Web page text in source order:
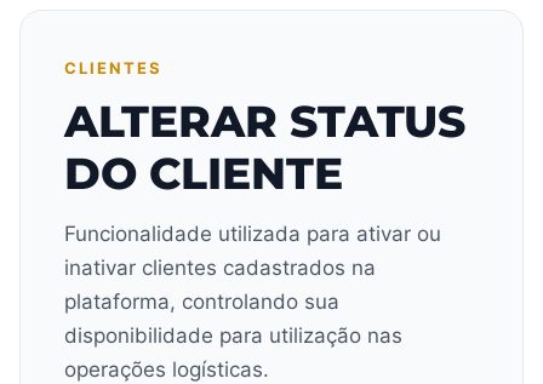
CLIENTES
ALTERAR STATUS
DO CLIENTE
Funcionalidade utilizada para ativar ou
inativar clientes cadastrados na
plataforma, controlando sua
disponibilidade para utilização nas
operações logísticas.